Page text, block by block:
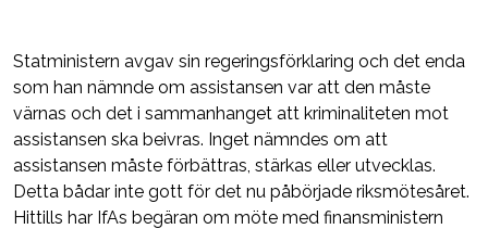
Statministern avgav sin regeringsförklaring och det enda
som han nämnde om assistansen var att den måste
värnas och det i sammanhanget att kriminaliteten mot
assistansen ska beivras. Inget nämndes om att
assistansen måste förbättras, stärkas eller utvecklas.
Detta bådar inte gott för det nu påbörjade riksmötesåret.
Hittills har IfAs begäran om möte med finansministern